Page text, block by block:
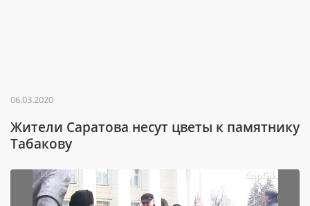
06.03.2020
Жители Саратова несут цветы к памятнику
Табакову